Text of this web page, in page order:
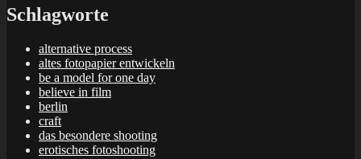
Schlagworte
alternative process
altes fotopapier entwickeln
be a model for one day
believe in film
berlin
craft
das besondere shooting
erotisches fotoshooting